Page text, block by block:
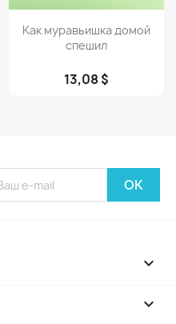
Просмотр
Как муравьишка домой
спешил
13,08 $

